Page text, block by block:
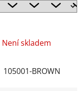
Není skladem
105001-BROWN